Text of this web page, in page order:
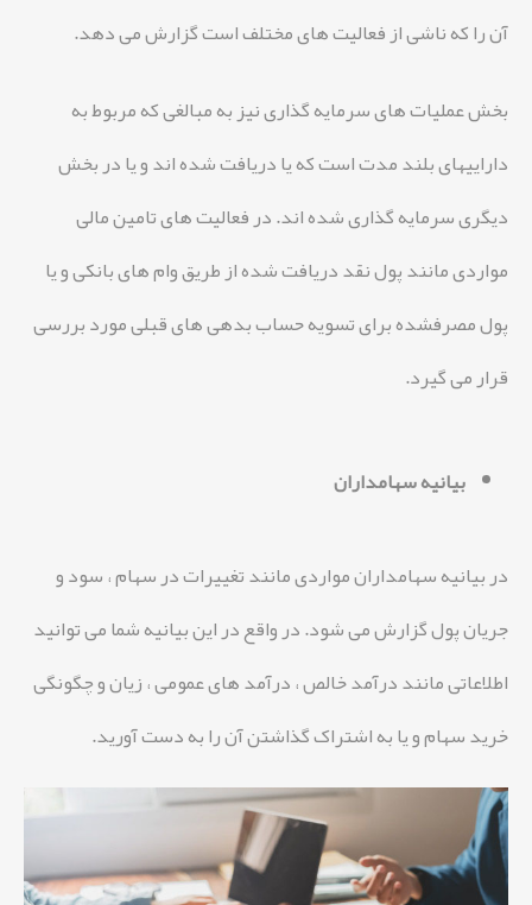
آن را که ناشی از فعالیت های مختلف است گزارش می دهد.
بخش عملیات های سرمایه گذاری نیز به مبالغی که مربوط به
داراییهای بلند مدت است که یا دریافت شده اند و یا در بخش
دیگری سرمایه گذاری شده اند. در فعالیت های تامین مالی
مواردی مانند پول نقد دریافت شده از طریق وام های بانکی و یا
پول مصرفشده برای تسویه حساب بدهی های قبلی مورد بررسی
قرار می گیرد.
بیانیه سهامداران
در بیانیه سهامداران مواردی مانند تغییرات در سهام ، سود و
جریان پول گزارش می شود. در واقع در این بیانیه شما می توانید
اطلاعاتی مانند درآمد خالص ، درآمد های عمومی ، زیان و چگونگی
خرید سهام و یا به اشتراک گذاشتن آن را به دست آورید.